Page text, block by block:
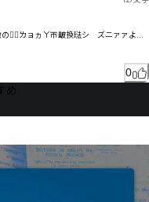
も〭ㄌョヵㄚㄭ皶換琺シ゗ズニァァよデ
っ
む
0
め